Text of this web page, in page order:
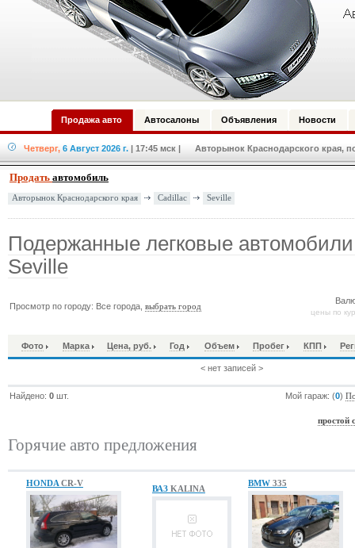
Продажа авто Автосалоны Объявления Новости
Четверг, 6 Август 2026 г. | 17:45 мск | Авторынок Краснодарского края,
Продать автомобиль
Авторынок Краснодарского края Cadillac Seville
Подержанные легковые
Seville
Просмотр по городу: Все города,выбрать город
цены по
Фото Марка Цена, руб. Год Объем Пробег КПП
< нет записей >
Найдено:0 шт. Мой гараж: (0)
простой
Горячие авто предложения
HONDA CR-V
ВАЗ KALINA
BMW 335